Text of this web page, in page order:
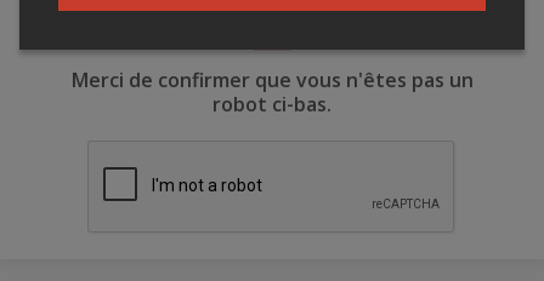
Merci de confirmer que vous n'êtes pas un
robot ci-bas.